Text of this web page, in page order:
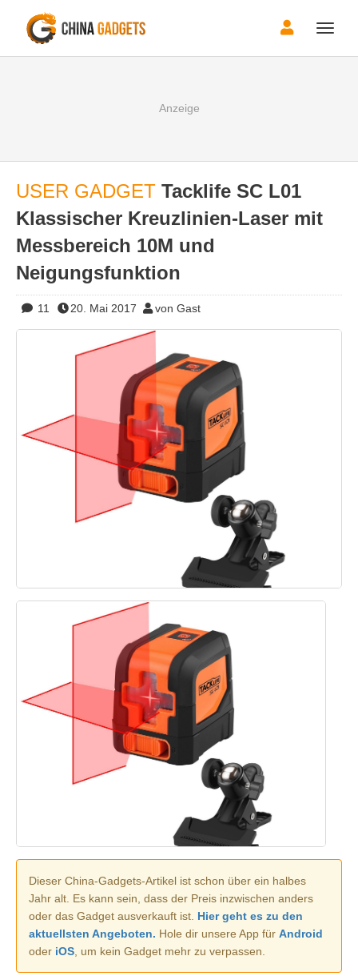
Toggle
USER GADGET Tacklife SC L01
Klassischer Kreuzlinien-Laser mit
Messbereich 10M und
Neigungsfunktion
11 20. Mai 2017 von Gast
Dieser China-Gadgets-Artikel ist schon über ein halbes
Jahr alt. Es kann sein, dass der Preis inzwischen anders
oder das Gadget ausverkauft ist. Hier geht es zu den
aktuellsten Angeboten. Hole dir unsere App für Android
oder iOS , um kein Gadget mehr zu verpassen.